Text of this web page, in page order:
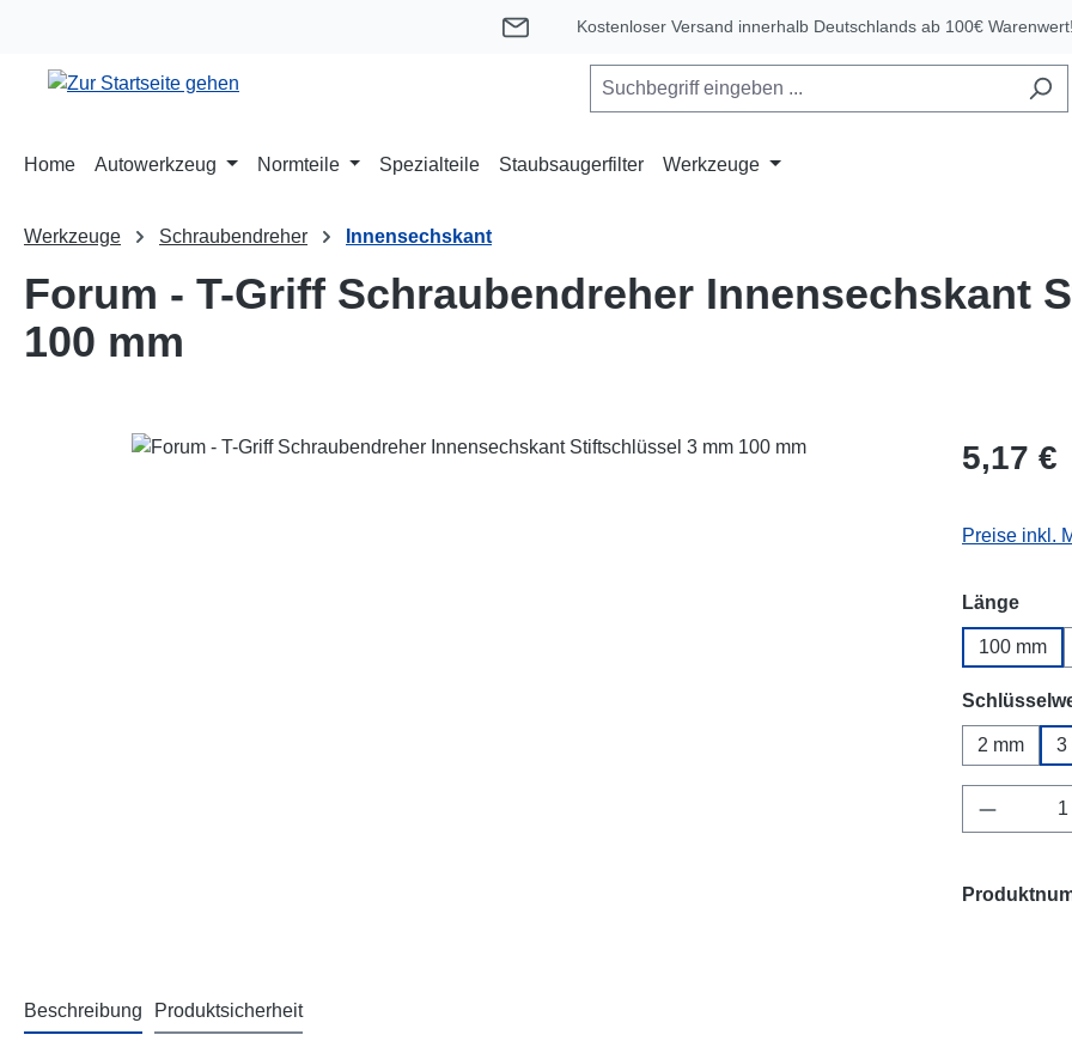
Kostenloser Versand innerhalb Deutschlands ab 100€ Warenwert!
Home Autowerkzeug Normteile Spezialteile Staubsaugerfilter Werkzeuge
Werkzeuge Schraubendreher Innensechskant
Forum - T-Griff Schraubendreher Innensechskant
100 mm
Bildergalerie überspringen Regulärer
5,17 €
Preise inkl.
Länge
100 mm
2 mm 3
Beschreibung Produktsicherheit